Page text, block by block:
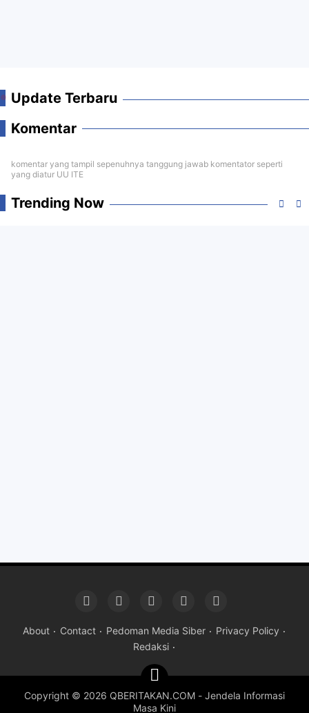
Update Terbaru
Komentar
komentar yang tampil sepenuhnya tanggung jawab komentator seperti
yang diatur UU ITE
Trending Now
About Contact Pedoman Media Siber
Privacy Policy
Redaksi
Copyright © 2026 QBERITAKAN.COM - Jendela Informasi
Masa Kini